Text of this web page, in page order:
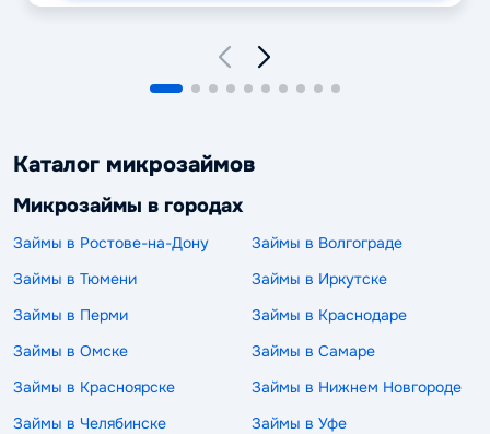
Каталог микрозаймов
Микрозаймы в городах
Займы в Ростове-на-Дону
Займы в Волгограде
Займы в Тюмени
Займы в Иркутске
Займы в Перми
Займы в Краснодаре
Займы в Омске
Займы в Самаре
Займы в Красноярске
Займы в Нижнем Новгороде
Займы в Челябинске
Займы в Уфе